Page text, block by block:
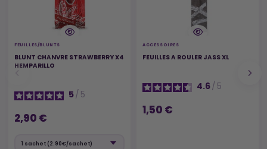
FEUILLES/BLUNTS
BLUNT CHANVRE STRAWBERRY X4
HEMPARILLO
5/ 5
2,90 €
ACCESSOIRES
FEUILLES A ROULER JASS XL
4.6/ 5
1,50 €